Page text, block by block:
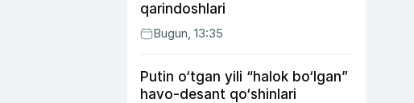
qarindoshlari
Bugun, 13:35
Putin o‘tgan yili “halok bo‘lgan”
havo-desant qo‘shinlari